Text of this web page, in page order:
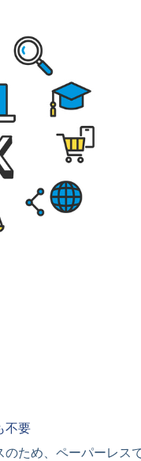
不要
ため、ペーパーレス